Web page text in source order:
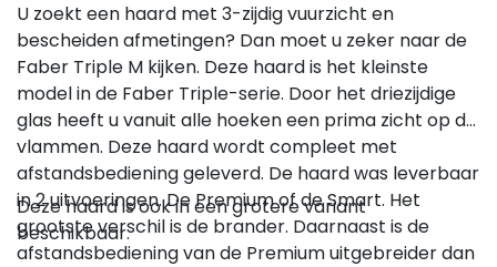
U zoekt een haard met 3-zijdig vuurzicht en
bescheiden afmetingen? Dan moet u zeker naar de
Faber Triple M kijken. Deze haard is het kleinste
model in de Faber Triple-serie. Door het driezijdige
glas heeft u vanuit alle hoeken een prima zicht op de
vlammen. Deze haard wordt compleet met
afstandsbediening geleverd. De haard was leverbaar
in 2 uitvoeringen. De Premium of de Smart. Het
grootste verschil is de brander. Daarnaast is de
afstandsbediening van de Premium uitgebreider dan
Deze haard is ook in een grotere variant
beschikbaar.